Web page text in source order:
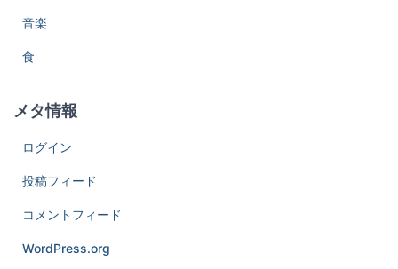
音楽
食
メタ情報
ログイン
投稿フィード
コメントフィード
WordPress.org